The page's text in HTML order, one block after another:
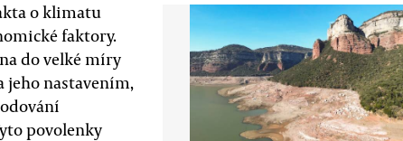
o klimatu
faktory.
do velké míry
jeho nastavením,
povolenky